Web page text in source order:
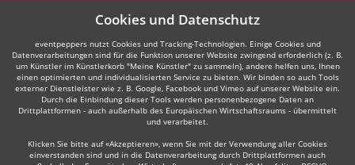
Cookies und Datenschutz
eventpeppers nutzt Cookies und Tracking-Technologien. Einige Cookies und
Datenverarbeitungen sind für die Funktion unserer Website zwingend erforderlich (z. B.
um Künstler im Künstlerkorb "Meine Künstler" zu sammeln), andere helfen uns, Ihnen
einen optimierten und individualisierten Service zu bieten. Wir binden so auch Tools
externer Dienstleister wie z. B. Google, Facebook und Vimeo auf unserer Website ein.
Durch die Einbindung dieser Tools werden personenbezogene Daten an
Drittplattformen - auch außerhalb des Europäischen Wirtschaftsraums - übermittelt
und verarbeitet.
Klicken Sie bitte auf «Akzeptieren», wenn Sie mit der Verwendung aller Cookies
einverstanden sind und in die Datenverarbeitung durch Drittplattformen auch